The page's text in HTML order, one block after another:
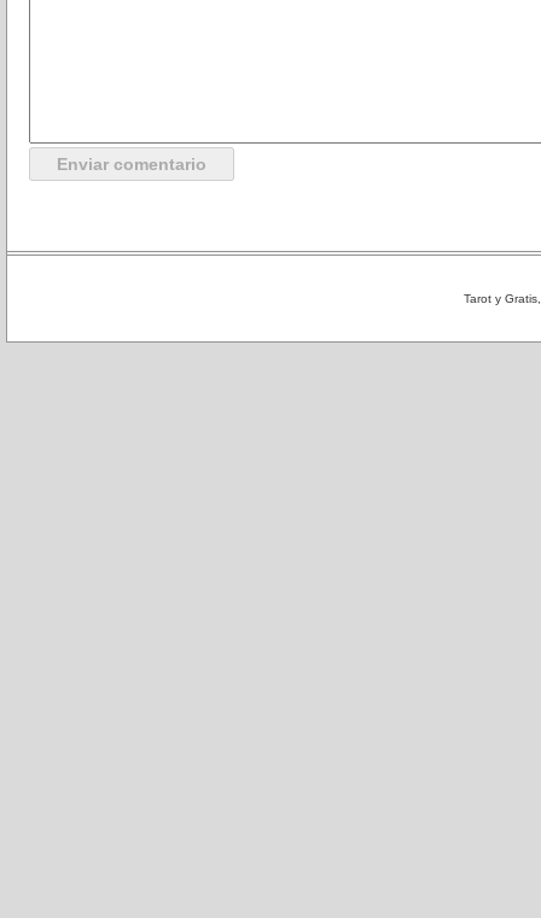
Tarot y